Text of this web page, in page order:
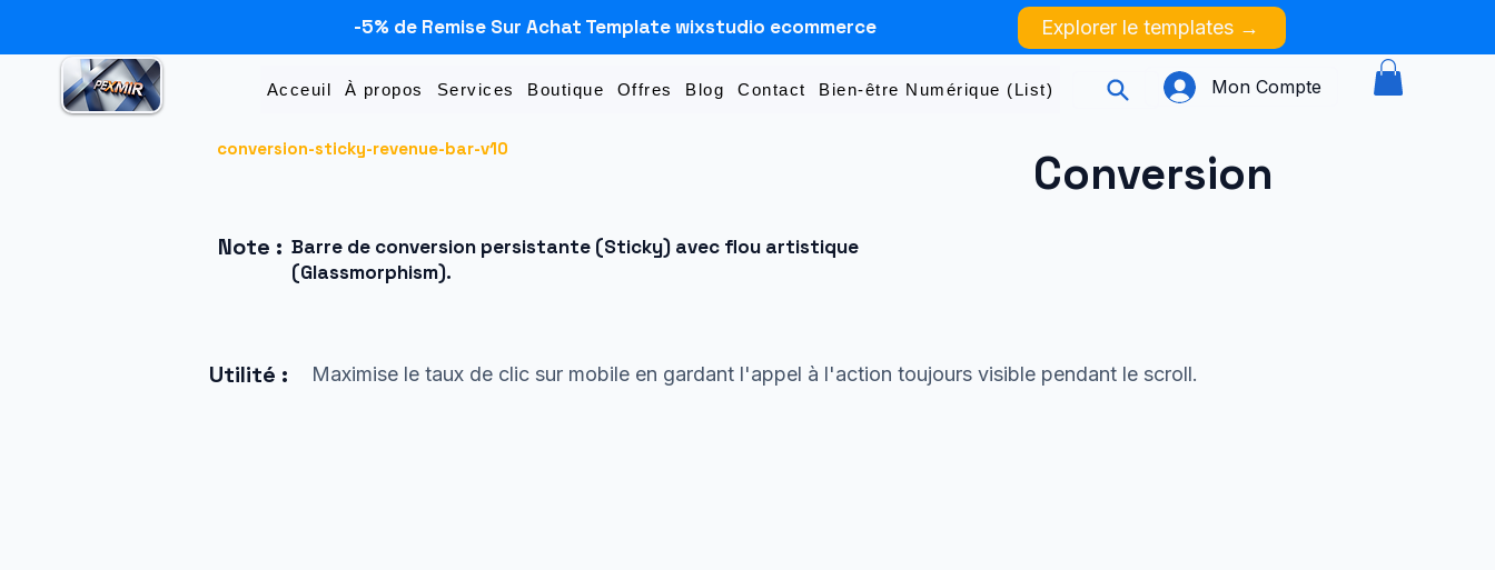
-5% de Remise Sur Achat Template wixstudio ecommerce Explorer le templates →
Acceuil À propos Services Boutique Offres Blog Contact Bien-être Numérique (List) Mon Compte
conversion-sticky-revenue-bar-v10
Barre de conversion persistante (Sticky) avec flou artistique
(Glassmorphism).
Note :
Conversion
Maximise le taux de clic sur mobile en gardant l'appel à l'action toujours visible pendant le scroll.
Utilité :